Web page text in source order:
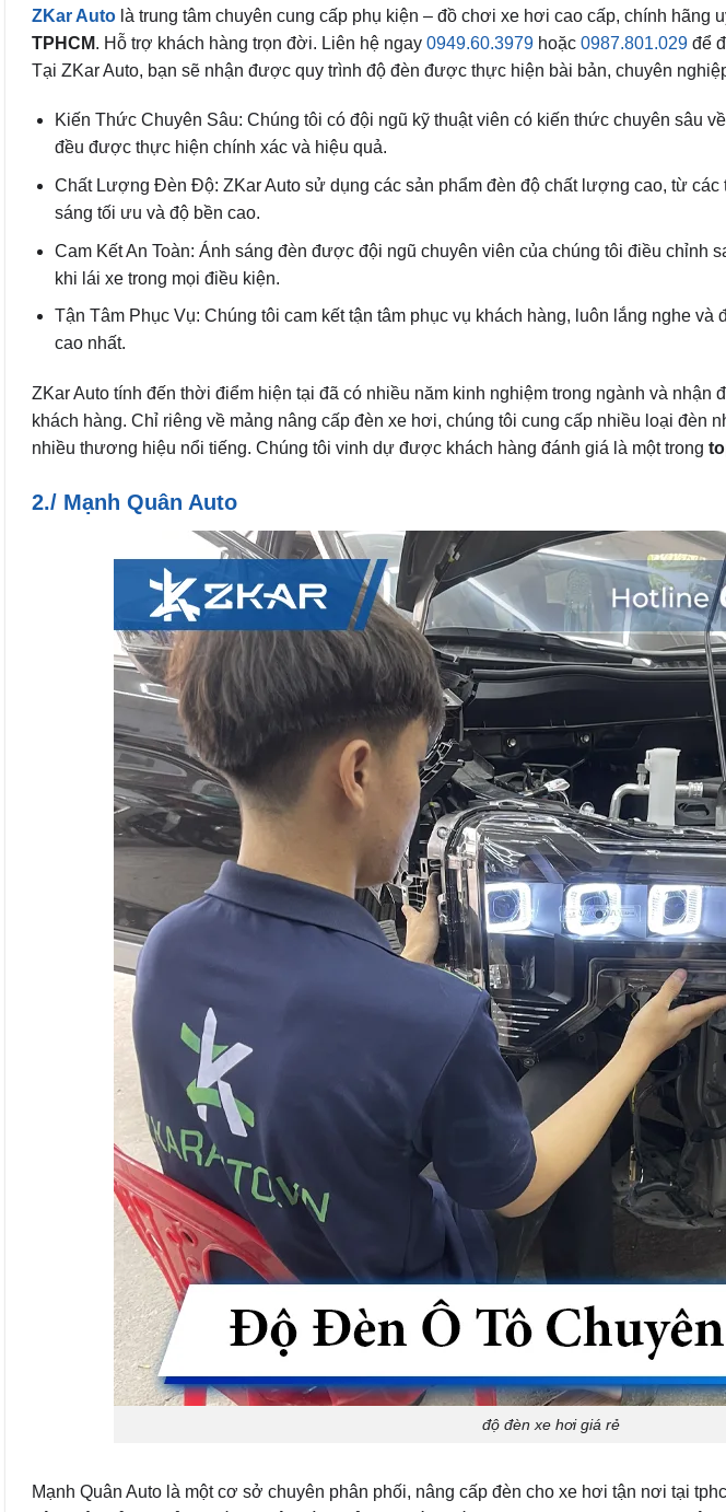
ZKar Auto là trung tâm chuyên cung cấp phụ kiện – đồ chơi xe hơi cao cấp, chính hãng
TPHCM. Hỗ trợ khách hàng trọn đời. Liên hệ ngay 0949.60.3979 hoặc 0987.801.029 để
Tại ZKar Auto, bạn sẽ nhận được quy trình độ đèn được thực hiện bài bản, chuyên
Kiến Thức Chuyên Sâu: Chúng tôi có đội ngũ kỹ thuật viên có kiến thức chuyên sâu
đều được thực hiện chính xác và hiệu quả.
Chất Lượng Đèn Độ: ZKar Auto sử dụng các sản phẩm đèn độ chất lượng cao, từ
sáng tối ưu và độ bền cao.
Cam Kết An Toàn: Ánh sáng đèn được đội ngũ chuyên viên của chúng tôi điều chỉnh
khi lái xe trong mọi điều kiện.
Tận Tâm Phục Vụ: Chúng tôi cam kết tận tâm phục vụ khách hàng, luôn lắng nghe
cao nhất.
ZKar Auto tính đến thời điểm hiện tại đã có nhiều năm kinh nghiệm trong ngành và
khách hàng. Chỉ riêng về mảng nâng cấp đèn xe hơi, chúng tôi cung cấp nhiều loại đèn
nhiều thương hiệu nổi tiếng. Chúng tôi vinh dự được khách hàng đánh giá là một trong
2./ Mạnh Quân Auto
độ đèn xe hơi giá rẻ
Mạnh Quân Auto là một cơ sở chuyên phân phối, nâng cấp đèn cho xe hơi tận nơi tại